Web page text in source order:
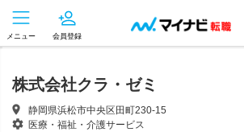
メニュー 会員登録
株式会社クラ・ゼミ
静岡県浜松市中央区田町230-15
医療・福祉・介護サービス